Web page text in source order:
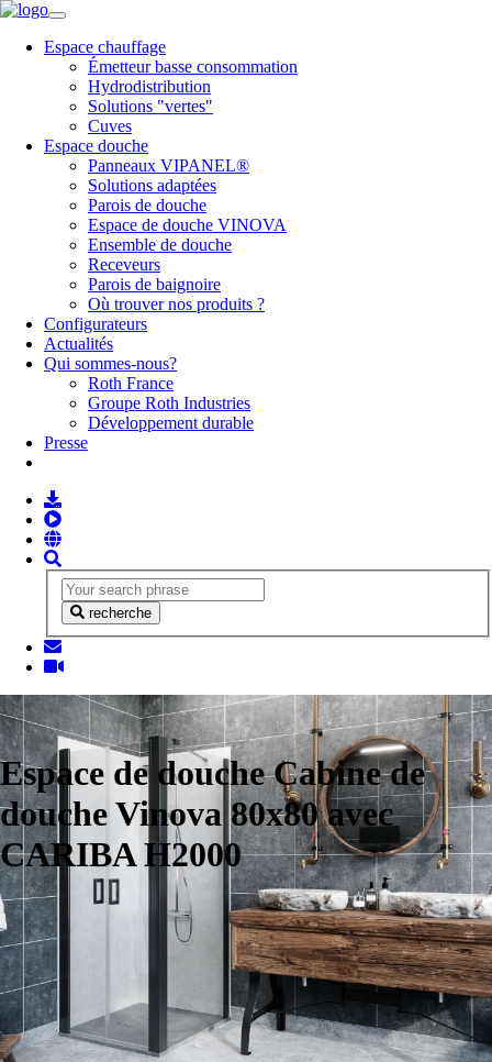
Espace chauffage
Émetteur basse consommation
Hydrodistribution
Solutions "vertes"
Cuves
Espace douche
Panneaux VIPANEL®
Solutions adaptées
Parois de douche
Espace de douche VINOVA
Ensemble de douche
Receveurs
Parois de baignoire
Où trouver nos produits ?
Configurateurs
Actualités
Qui sommes-nous?
Roth France
Groupe Roth Industries
Développement durable
Presse
recherche
Espace de douche Cabine de
douche Vinova 80x80 avec
CARIBA H2000